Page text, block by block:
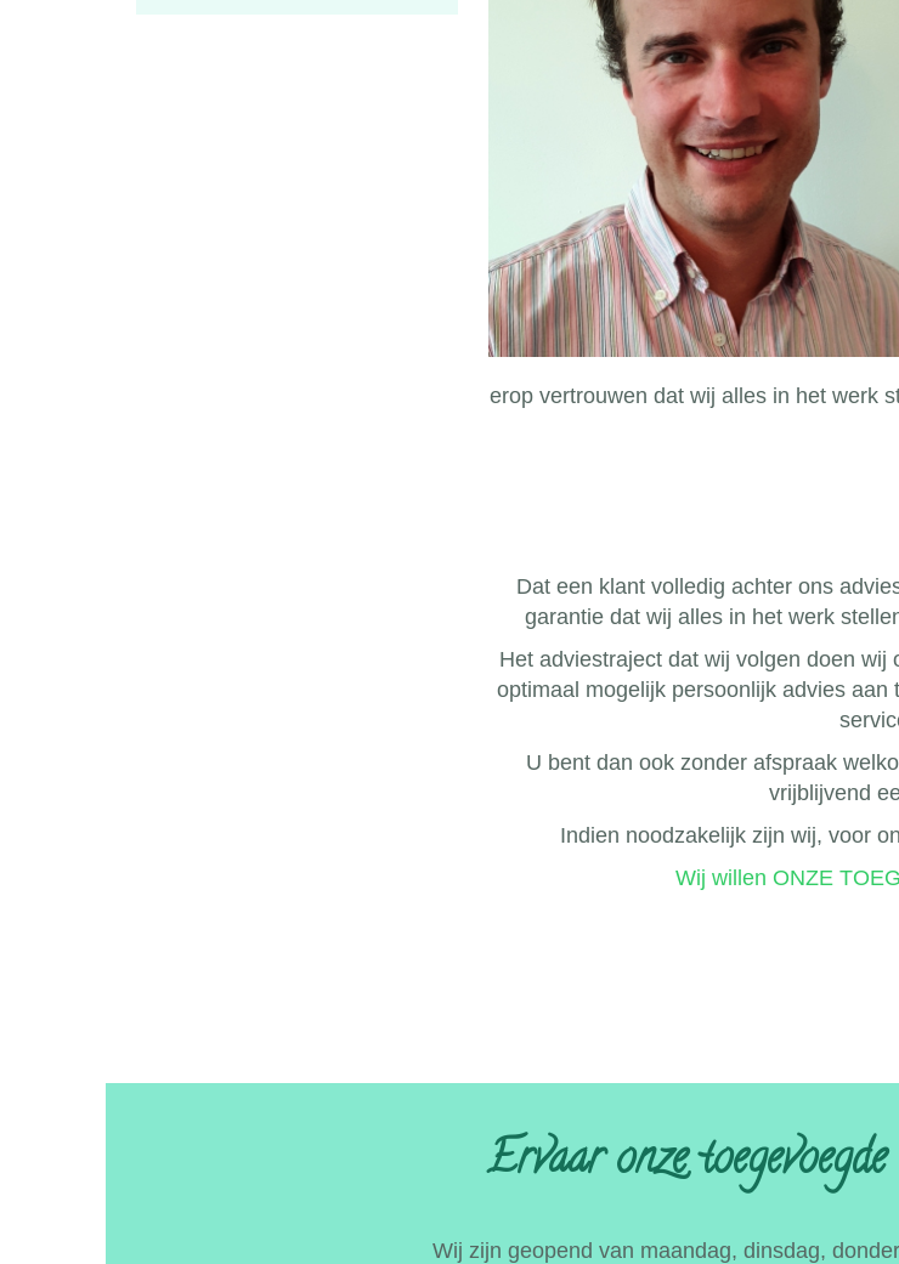
erop vertrouwen dat wij alles in het werk
Dat een klant volledig achter ons
garantie dat wij alles in het werk
Het adviestraject dat wij volgen doen
optimaal mogelijk persoonlijk advies
U bent dan ook zonder afspraak
vrijblijvend
Indien noodzakelijk zijn wij, voor
Wij willen ONZE
Ervaar onze
Wij zijn geopend van maandag, dinsdag,